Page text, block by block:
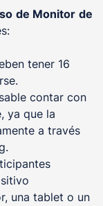
de Monitor de
tener 16
contar con
ya que la
a través
una tablet o un